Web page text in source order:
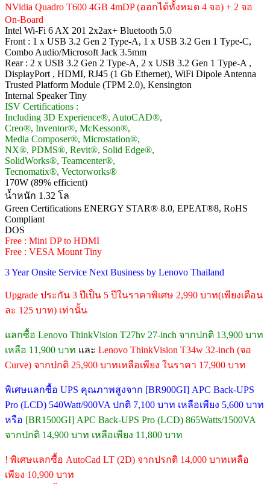
NVidia Quadro T600 4GB 4mDP (ออกได้ทั้งหมด 4 จอ) + 2 จอ
On-Board
Intel Wi-Fi 6 AX 201 2x2ax+ Bluetooth 5.0
Front : 1 x USB 3.2 Gen 2 Type-A, 1 x USB 3.2 Gen 1 Type-C,
Combo Audio/Microsoft Jack 3.5mm
Rear : 2 x USB 3.2 Gen 2 Type-A, 2 x USB 3.2 Gen 1 Type-A ,
DisplayPort , HDMI, RJ45 (1 Gb Ethernet), WiFi Dipole Antenna
Trusted Platform Module (TPM 2.0), Kensington
Internal Speaker Tiny
ISV Certifications :
Including 3D Experience®, AutoCAD®,
Creo®, Inventor®, McKesson®,
Media Composer®, Microstation®,
NX®, PDMS®, Revit®, Solid Edge®,
SolidWorks®, Teamcenter®,
Tecnomatix®, Vectorworks®
170W (89% efficient)
น้ำหนัก 1.32 โล
Green Certifications ENERGY STAR® 8.0, EPEAT®8, RoHS
Compliant
DOS
Free : Mini DP to HDMI
Free : VESA Mount Tiny
3 Year Onsite Service Next Business by Lenovo Thailand
Upgrade ประกัน 3 ปีเป็น 5 ปีในราคาพิเศษ 2,990 บาท(เพียงเดือน
ละ 125 บาท) เท่านั้น
แลกซื้อ Lenovo ThinkVision T27hv 27-inch จากปกติ 13,900 บาท
เหลือ 11,900 บาท และ Lenovo ThinkVision T34w 32-inch (จอ
Curve) จากปกติ 25,900 บาทเหลือเพียง ในราคา 17,900 บาท
พิเศษแลกซื้อ UPS คุณภาพสูงจาก [BR900GI] APC Back-UPS
Pro (LCD) 540Watt/900VA ปกติ 7,100 บาท เหลือเพียง 5,600 บาท
หรือ [BR1500GI] APC Back-UPS Pro (LCD) 865Watts/1500VA
จากปกติ 14,900 บาท เหลือเพียง 11,800 บาท
! พิเศษแลกซื้อ AutoCad LT (2D) จากปรกติ 14,000 บาทเหลือ
เพียง 10,900 บาท